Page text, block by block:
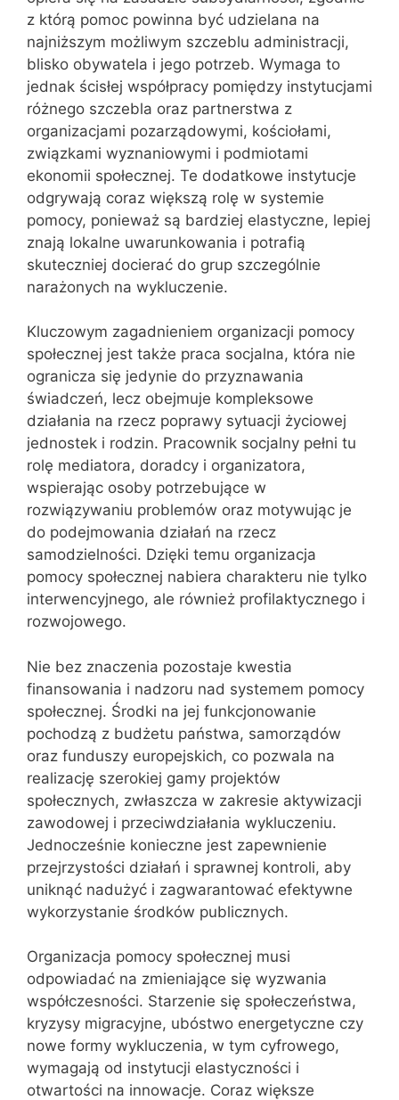
z którą pomoc powinna być udzielana na
najniższym możliwym szczeblu administracji,
blisko obywatela i jego potrzeb. Wymaga to
jednak ścisłej współpracy pomiędzy instytucjami
różnego szczebla oraz partnerstwa z
organizacjami pozarządowymi, kościołami,
związkami wyznaniowymi i podmiotami
ekonomii społecznej. Te dodatkowe instytucje
odgrywają coraz większą rolę w systemie
pomocy, ponieważ są bardziej elastyczne, lepiej
znają lokalne uwarunkowania i potrafią
skuteczniej docierać do grup szczególnie
narażonych na wykluczenie.
Kluczowym zagadnieniem organizacji pomocy
społecznej jest także praca socjalna, która nie
ogranicza się jedynie do przyznawania
świadczeń, lecz obejmuje kompleksowe
działania na rzecz poprawy sytuacji życiowej
jednostek i rodzin. Pracownik socjalny pełni tu
rolę mediatora, doradcy i organizatora,
wspierając osoby potrzebujące w
rozwiązywaniu problemów oraz motywując je
do podejmowania działań na rzecz
samodzielności. Dzięki temu organizacja
pomocy społecznej nabiera charakteru nie tylko
interwencyjnego, ale również profilaktycznego i
rozwojowego.
Nie bez znaczenia pozostaje kwestia
finansowania i nadzoru nad systemem pomocy
społecznej. Środki na jej funkcjonowanie
pochodzą z budżetu państwa, samorządów
oraz funduszy europejskich, co pozwala na
realizację szerokiej gamy projektów
społecznych, zwłaszcza w zakresie aktywizacji
zawodowej i przeciwdziałania wykluczeniu.
Jednocześnie konieczne jest zapewnienie
przejrzystości działań i sprawnej kontroli, aby
uniknąć nadużyć i zagwarantować efektywne
wykorzystanie środków publicznych.
Organizacja pomocy społecznej musi
odpowiadać na zmieniające się wyzwania
współczesności. Starzenie się społeczeństwa,
kryzysy migracyjne, ubóstwo energetyczne czy
nowe formy wykluczenia, w tym cyfrowego,
wymagają od instytucji elastyczności i
otwartości na innowacje. Coraz większe